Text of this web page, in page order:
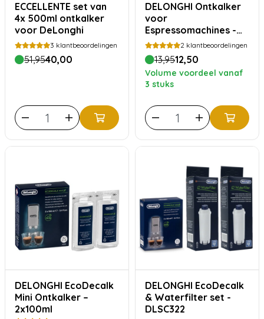
ECCELLENTE set van
4x 500ml ontkalker
voor DeLonghi
3 klantbeoordelingen
51,9540,00
DELONGHI Ontkalker
voor
Espressomachines -
500ml
2 klantbeoordelingen
13,9512,50
Volume voordeel vanaf
3 stuks
DELONGHI EcoDecalk
Mini Ontkalker –
2x100ml
DELONGHI EcoDecalk
& Waterfilter set -
DLSC322